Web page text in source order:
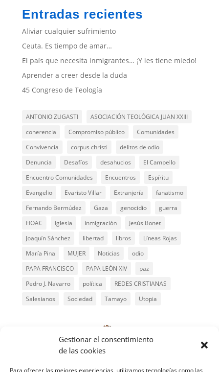
Gestionar el consentimiento
de las cookies
Para ofrecer las mejores experiencias, utilizamos tecnologías como las
Entradas recientes
Aliviar cualquier sufrimiento
Ceuta. Es tiempo de amar…
El país que necesita inmigrantes… ¡Y les tiene miedo!
Aprender a creer desde la duda
45 Congreso de Teología
ANTONIO ZUGASTI
ASOCIACIÓN TEOLÓGICA JUAN XXIII
coherencia
Compromiso público
Comunidades
Convivencia
corpus christi
delitos de odio
Denuncia
Desafíos desahucios
El Campello
Encuentro Comunidades
Encuentros
Espíritu
Evangelio
Evaristo Villar Extranjería
fanatismo
Fernando Bermúdez
Gaza genocidio
guerra
HOAC
Iglesia inmigración
Jesús Bonet
Joaquín Sánchez
libertad libros
Líneas Rojas
María Pina
MUJER Noticias
odio
PAPA FRANCISCO
PAPA LEÓN XIV
paz
Pedro J. Navarro
política
REDES CRISTIANAS
Salesianos
Sociedad Tamayo Utopia